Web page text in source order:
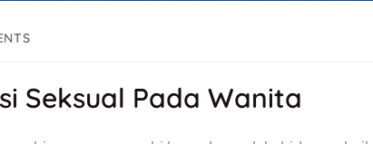
Seksual Pada Wanita